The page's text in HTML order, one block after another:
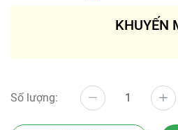
KHUYẾN
Số lượng: